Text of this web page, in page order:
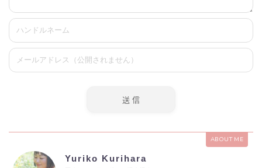
ABOUT ME
Yuriko Kurihara